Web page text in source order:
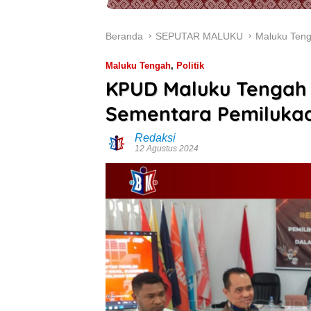
Beranda SEPUTAR MALUKU Maluku
Maluku Tengah, Politik
KPUD Maluku
Sementara
Redaksi
12 Agustus 2024